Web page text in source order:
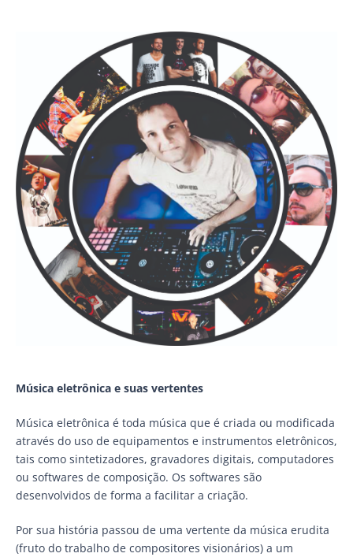
Música eletrônica e suas vertentes
Música eletrônica é toda música que é criada ou modificada
através do uso de equipamentos e instrumentos eletrônicos,
tais como sintetizadores, gravadores digitais, computadores
ou softwares de composição. Os softwares são
desenvolvidos de forma a facilitar a criação.
Por sua história passou de uma vertente da música erudita
(fruto do trabalho de compositores visionários) a um